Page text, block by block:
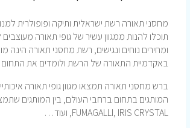
תוכלו להנות ממגוון עשיר של גופי תאורה
באקדמיית התאורה של הרשת ולומדים את התחום
ברש מחסני תאורה תמצאו מגוון גופי תאורה
,FUMAGALLI, IRIS CRYSTAL ועוד…